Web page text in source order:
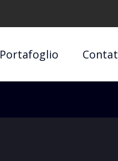
Portafoglio